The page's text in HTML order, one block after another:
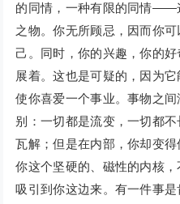
的同情，一种有限的同情——
之物。你无所顾忌，因而你
己。同时，你的兴趣，你的
展着。这也是可疑的，因为
使你喜爱一个事业。事物之
别：一切都是流变，一切都
瓦解；但是在内部，你却变
你这个坚硬的、磁性的内核
吸引到你这边来。有一件事